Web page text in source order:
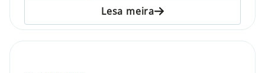
Lesa meira